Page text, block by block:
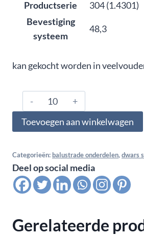
Productserie
304 (1.4301)
Bevestiging
systeem
48,3
kan gekocht worden in
304.483.0640,
Stafhouder
RD
mm
buis
48,3
12,0
Toevoegen aan winkelwagen
Categorieën: balustrade onderdelen, dwars
Deel op social media
Gerelateerde